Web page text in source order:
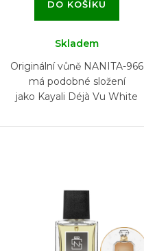
DO KOŠÍKU
Skladem
Originální vůně NANITA-966
má podobné složení
jako Kayali Déjà Vu White